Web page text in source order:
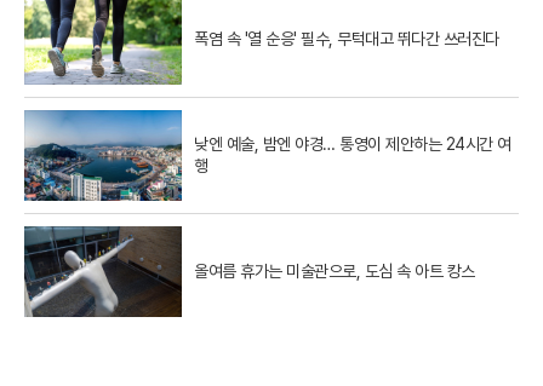
폭염 속 '열 순응' 필수, 무턱대고 뛰다간 쓰러진다
낮엔 예술, 밤엔 야경… 통영이 제안하는 24시간 여
행
올여름 휴가는 미술관으로, 도심 속 아트 캉스